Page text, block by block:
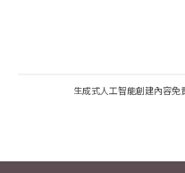
生成式人工智能創建內容免